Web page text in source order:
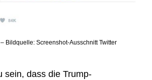
Bildquelle: Screenshot-Ausschnitt Twitter
sein, dass die Trump-